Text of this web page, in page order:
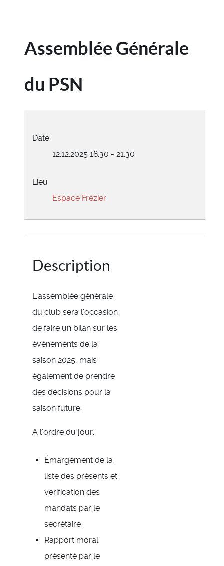
Assemblée Générale
du PSN
Date
12.12.2025 18:30 - 21:30
Lieu
Espace Frézier
Description
L'assemblée générale
du club sera l'occasion
de faire un bilan sur les
événements de la
saison 2025, mais
également de prendre
des décisions pour la
saison future.
A l'ordre du jour:
Émargement de la
liste des présents et
vérification des
mandats par le
secrétaire
Rapport moral
présenté par le